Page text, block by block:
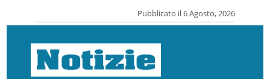
Pubblicato il 6 Agosto, 2026